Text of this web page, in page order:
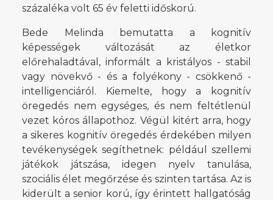
százaléka volt 65 év feletti időskorú.
Bede Melinda bemutatta a kognitív
képességek változását az életkor
előrehaladtával, informált a kristályos - stabil
vagy növekvő - és a folyékony - csökkenő -
intelligenciáról. Kiemelte, hogy a kognitív
öregedés nem egységes, és nem feltétlenül
vezet kóros állapothoz. Végül kitért arra, hogy
a sikeres kognitív öregedés érdekében milyen
tevékenységek segíthetnek: például szellemi
játékok játszása, idegen nyelv tanulása,
szociális élet megőrzése és szinten tartása. Az is
kiderült a senior korú, így érintett hallgatóság